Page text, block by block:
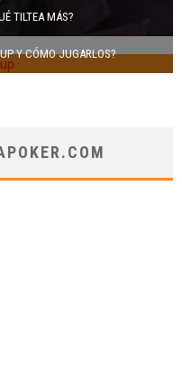
TILTEA MÁS?
Y CÓMO JUGARLOS?